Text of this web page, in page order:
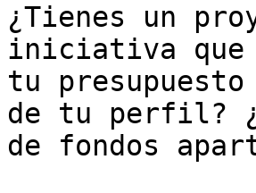
¿Tienes un
iniciativa que
tu
de tu perfil?
de fondos